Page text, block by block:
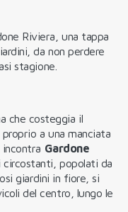
Riviera, una tappa
da non perdere
stagione.
che costeggia il
a una manciata
incontra Gardone
circostanti, popolati da
giardini in fiore, si
del centro, lungo le